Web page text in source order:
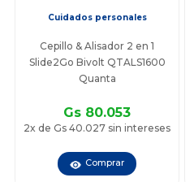
Cuidados personales
Cepillo & Alisador 2 en 1
Slide2Go Bivolt QTALS1600
Quanta
Gs 80.053
2x de Gs 40.027 sin intereses
Comprar